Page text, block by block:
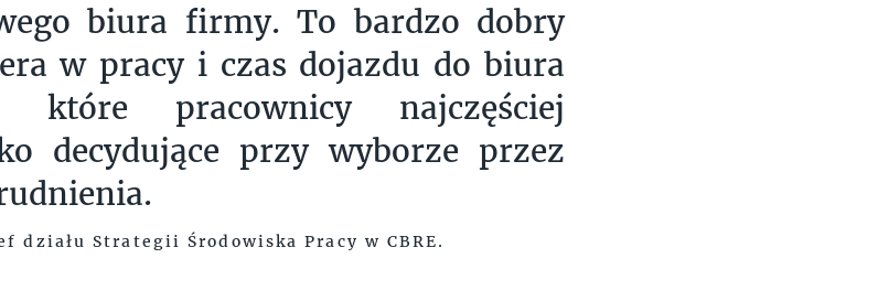
biura firmy. To bardzo dobry
w pracy i czas dojazdu do biura
które pracownicy najczęściej
decydujące przy wyborze przez
działu Strategii Środowiska Pracy w CBRE.